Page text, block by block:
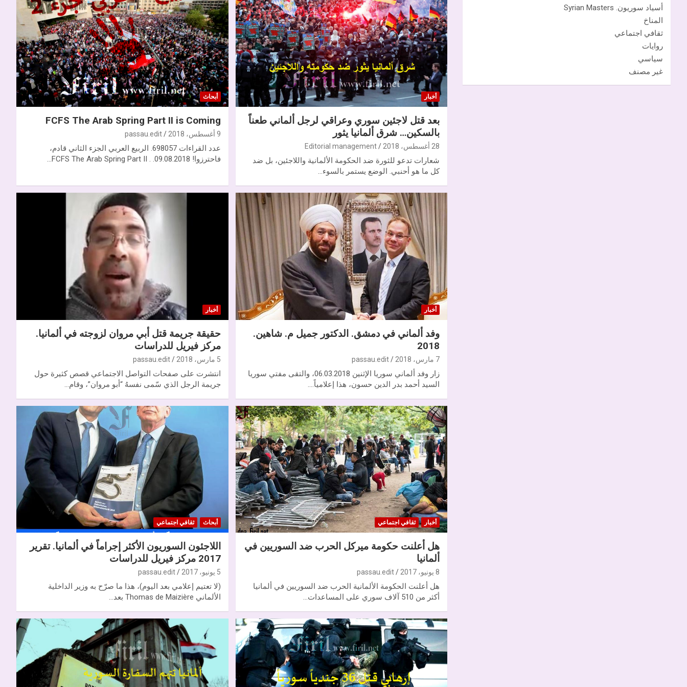
أخبار
بعد قتل لاجئين سوري وعراقي لرجل ألماني طعناً
بالسكين… شرق ألمانيا يثور
28 أغسطس، 2018 Editorial management
شعارات تدعو للثورة ضد الحكومة الألمانية واللاجئين، بل ضد
كل ما هو أحنبي. الوضع يستمر بالسوء…
أبحاث
FCFS The Arab Spring Part II is Coming
9 أغسطس، 2018 passau.edit
عدد القراءات 698057. الربيع العربي الجزء الثاني قادم،
فاحترزوا! 09.08.2018. . FCFS The Arab Spring Part II…
أخبار
وفد ألماني في دمشق. الدكتور جميل م. شاهين.
2018
7 مارس، 2018 passau.edit
زار وفد ألماني سوريا الإثنين 06.03.2018، والتقى مفتي سوريا
السيد أحمد بدر الدين حسون، هذا إعلامياً.…
أخبار
حقيقة جريمة قتل أبي مروان لزوجته في ألمانيا.
مركز فيريل للدراسات
5 مارس، 2018 passau.edit
انتشرت على صفحات التواصل الاجتماعي قصص كثيرة حول
جريمة الرجل الذي سّمى نفسهُ “أبو مروان”، وقام…
أخبار ثقافي اجتماعي
هل أعلنت حكومة ميركل الحرب ضد السوريين في
ألمانيا
8 يونيو، 2017 passau.edit
هل أعلنت الحكومة الألمانية الحرب ضد السوريين في ألمانيا
أكثر من 510 آلاف سوري على المساعدات…
أبحاث ثقافي اجتماعي
اللاجئون السوريون الأكثر إجراماً في ألمانيا. تقرير
2017 مركز فيريل للدراسات
5 يونيو، 2017 passau.edit
(لا تعتيم إعلامي بعد اليوم)، هذا ما صرّح به وزير الداخلية
الألماني Thomas de Maizière بعد…
أسياد سوريون. Syrian Masters
المناخ
ثقافي اجتماعي
روايات
سياسي
غير مصنف